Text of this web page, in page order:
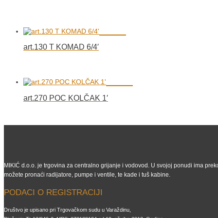
art.130 T KOMAD 6/4′
art.270 POC KOLČAK 1′
MIKIĆ d.o.o. je trgovina za centralno grijanje i vodovod. U svojoj ponudi ima
možete pronaći radijatore, pumpe i ventile, te kade i tuš kabine.
PODACI O REGISTRACIJI
Društvo je upisano pri Trgovačkom sudu u Varaždinu,